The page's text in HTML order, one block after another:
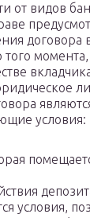
от видов
договора
того
условия:
условия,